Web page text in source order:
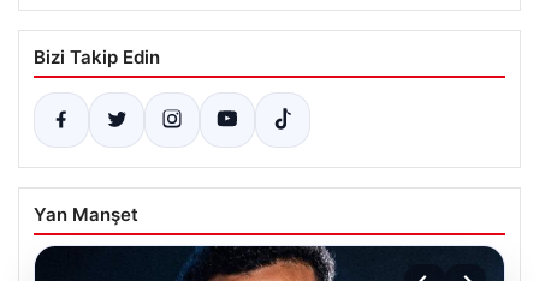
Bizi Takip Edin
Yan Manşet